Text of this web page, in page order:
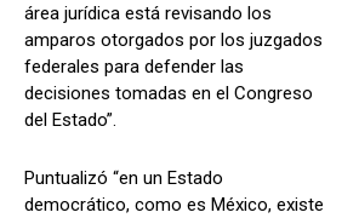
área jurídica está revisando los
amparos otorgados por los juzgados
federales para defender las
decisiones tomadas en el Congreso
del Estado”.
Puntualizó “en un Estado
democrático, como es México, existe